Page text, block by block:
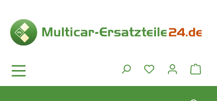
Du hast 0